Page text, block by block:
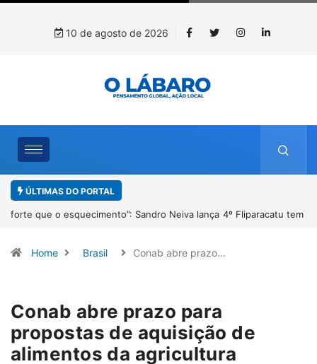
10 de agosto de 2026
ÚLTIMAS DO PORTAL
4º Fliparacatu tem inscrições abertas para o Prêmio de Redação e
Home Brasil Conab abre prazo…
Conab abre prazo para
propostas de aquisição de
alimentos da agricultura